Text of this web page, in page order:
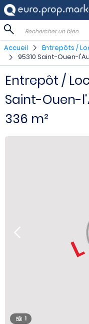
Rechercher un bien
Accueil Entrepôts /
95310 Saint-Ouen-
Entrepôt /
Saint-Ouen-
336 m²
1